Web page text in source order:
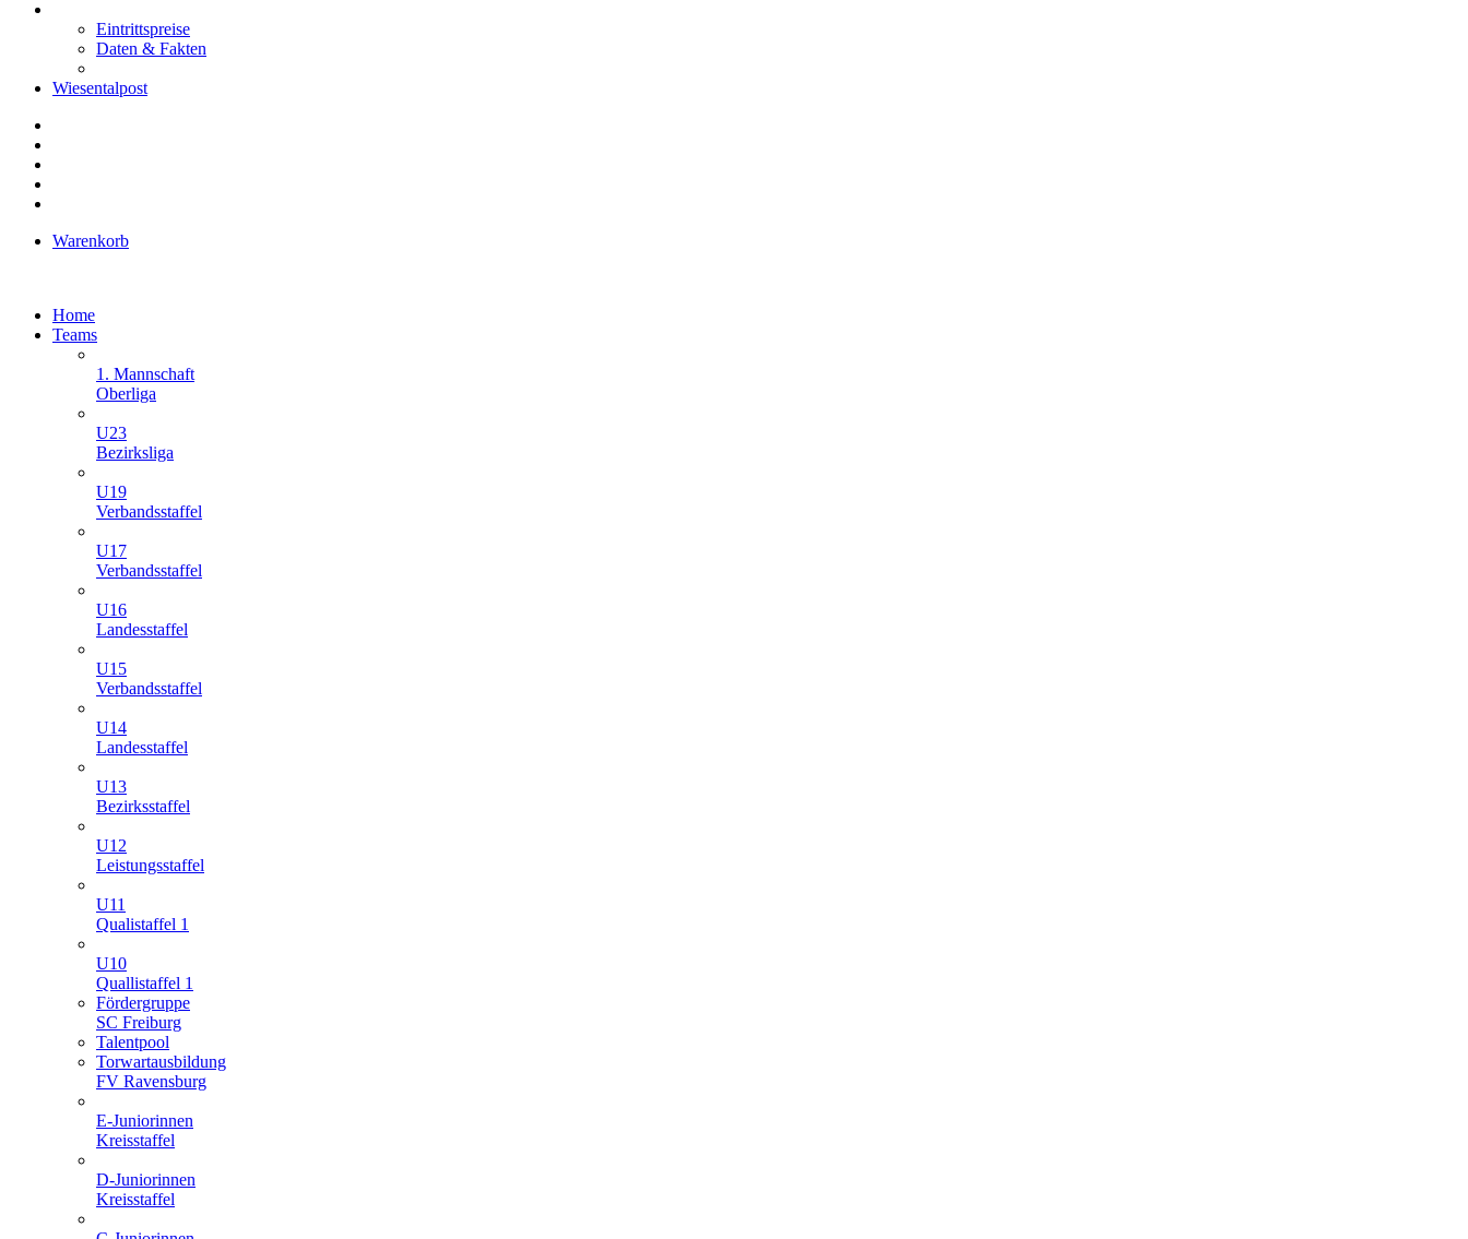
Eintrittspreise
Daten & Fakten
Wiesentalpost
Warenkorb
Home
Teams
1. Mannschaft
Oberliga
U23
Bezirksliga
U19
Verbandsstaffel
U17
Verbandsstaffel
U16
Landesstaffel
U15
Verbandsstaffel
U14
Landesstaffel
U13
Bezirksstaffel
U12
Leistungsstaffel
U11
Qualistaffel 1
U10
Quallistaffel 1
Fördergruppe
SC Freiburg
Talentpool
Torwartausbildung
FV Ravensburg
E-Juniorinnen
Kreisstaffel
D-Juniorinnen
Kreisstaffel